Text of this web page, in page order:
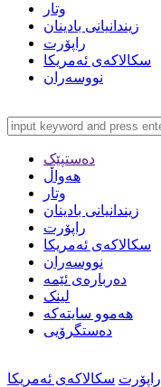
وتار
زیندانیانی بادینان
راپۆرت
سکالاکەی ئەمریکا
نووسەران
دەستپێک
هەواڵ
وتار
زیندانیانی بادینان
راپۆرت
سکالاکەی ئەمریکا
نووسەران
دەربارەی ئێمە
لینک
هەموو سایتەکە
دەستگرۆیی
راپۆرت سکالاکەی ئەمریکا